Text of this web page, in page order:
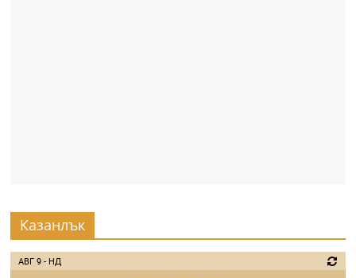
Казанлък
АВГ 9 - НД